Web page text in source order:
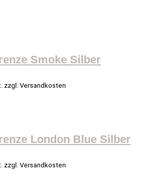
Smoke Silber
zzgl. Versandkosten
London Blue Silber
zzgl. Versandkosten